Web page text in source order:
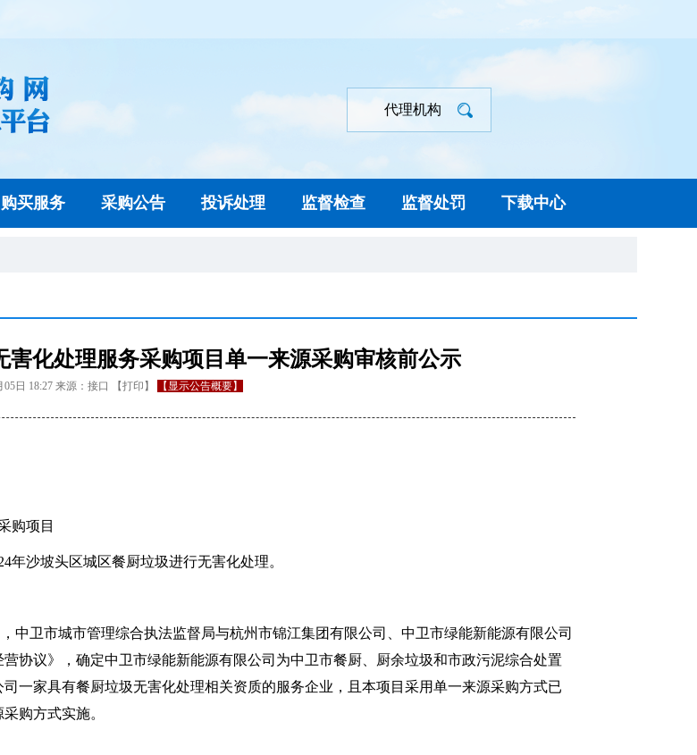
代理机构
购买服务 采购公告 投诉处理 监督检查 监督处罚 下载中心
害化处理服务采购项目单一来源采购审核前公示
05日 18:27来源： 接口 【打印 】 【显示公告概要】
购项目
年沙坡头区城区餐厨垃圾进行无害化处理。
，中卫市城市管理综合执法监督局与杭州市锦江集团有限公司、中卫市绿能新能源有限公司
协议》，确定中卫市绿能新能源有限公司为中卫市餐厨、厨余垃圾和市政污泥综合处置
一家具有餐厨垃圾无害化处理相关资质的服务企业，且本项目采用单一来源采购方式已
购方式实施。